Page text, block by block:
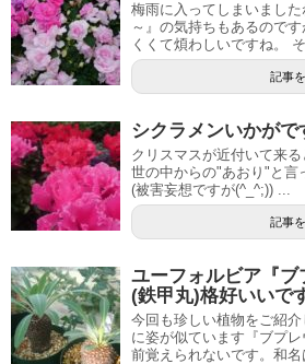
梅雨に入ってしまいまし
～』の気持ちもあるので
くくて煩わしいですね。
記事
シクラメンいかがで
クリスマスが近付いて来る
世の中からの"あおり"と言
(被害妄想ですが(^_^;)) ...
記事
ユーフォルビア『ブ
(鉄甲丸)格好いいで
今回も珍しい植物をご紹
に姿が似ています『ブプ
前覚えられないです。和